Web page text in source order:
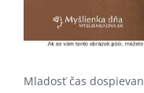
Mladosť čas